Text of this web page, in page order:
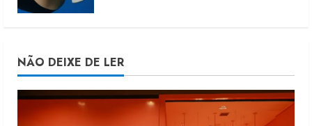
NÃO DEIXE DE LER